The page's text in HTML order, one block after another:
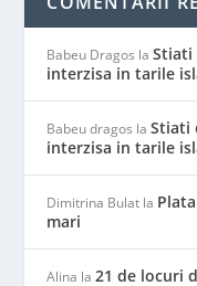
Babeu Dragos laStiati
interzisa in tarile
Babeu dragos laStiati
interzisa in tarile
Dimitrina Bulat la
mari
Alina la21 de locuri